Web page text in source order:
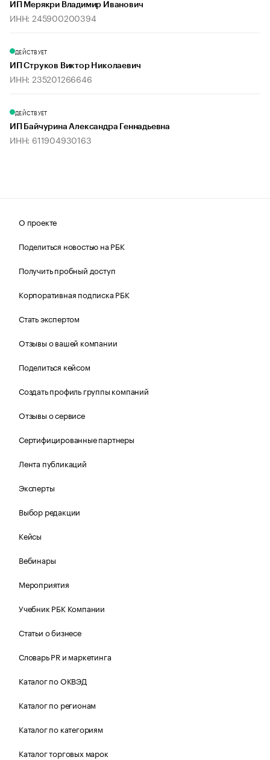
ИП Мерякри Владимир Иванович
ИНН: 245900200394
ДЕЙСТВУЕТ
ИП Струков Виктор Николаевич
ИНН: 235201266646
ДЕЙСТВУЕТ
ИП Байчурина Александра Геннадьевна
ИНН: 611904930163
О проекте
Поделиться новостью на РБК
Получить пробный доступ
Корпоративная подписка РБК
Стать экспертом
Отзывы о вашей компании
Поделиться кейсом
Создать профиль группы компаний
Отзывы о сервисе
Сертифицированные партнеры
Лента публикаций
Эксперты
Выбор редакции
Кейсы
Вебинары
Мероприятия
Учебник РБК Компании
Статьи о бизнесе
Словарь PR и маркетинга
Каталог по ОКВЭД
Каталог по регионам
Каталог по категориям
Каталог торговых марок